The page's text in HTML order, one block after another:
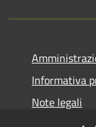
Informativa
Note legali